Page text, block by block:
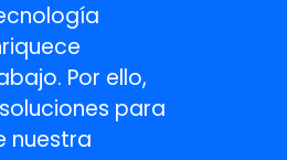
Por ello,
para
nuestra